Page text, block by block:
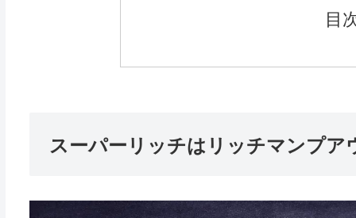
目
スーパーリッチはリッチマンプア